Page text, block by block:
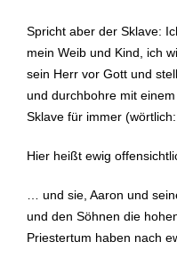
Spricht aber der Sklave:
mein Weib und Kind, ich
sein Herr vor Gott und
und durchbohre mit
Sklave für immer
Hier heißt ewig
… und sie, Aaron und
und den Söhnen die
Priestertum haben nach